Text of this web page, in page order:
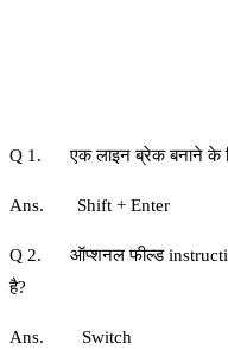
Q 1. एक लाइन ब्रेक बनाने के
Ans. Shift + Enter
Q 2. ऑप्शनल फील्ड instruction
है?
Ans. Switch